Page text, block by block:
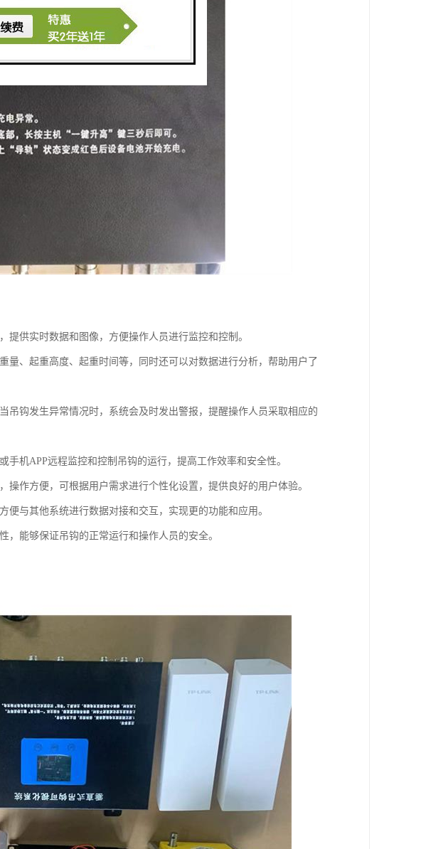
供实时数据和图像，方便操作人员进行监控和控制。
量、起重高度、起重时间等，同时还可以对数据进行分析，帮助用户了
吊钩发生异常情况时，系统会及时发出警报，提醒操作人员采取相应的
机APP远程监控和控制吊钩的运行，提高工作效率和安全性。
作方便，可根据用户需求进行个性化设置，提供良好的用户体验。
与其他系统进行数据对接和交互，实现更的功能和应用。
，能够保证吊钩的正常运行和操作人员的安全。